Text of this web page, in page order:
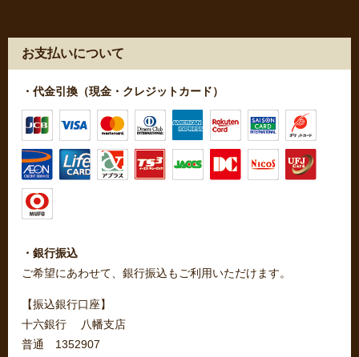
お支払いについて
・代金引換（現金・クレジットカード）
・銀行振込
ご希望にあわせて、銀行振込もご利用いただけます。
【振込銀行口座】
十六銀行 八幡支店
普通 1352907